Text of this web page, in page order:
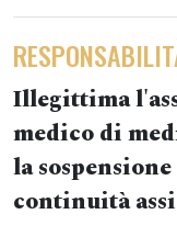
Illegittima
medico di
la
continuità